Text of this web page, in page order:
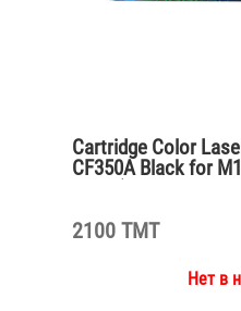
Cartridge Color
CF350A Black for
2100 TMT
Нет в